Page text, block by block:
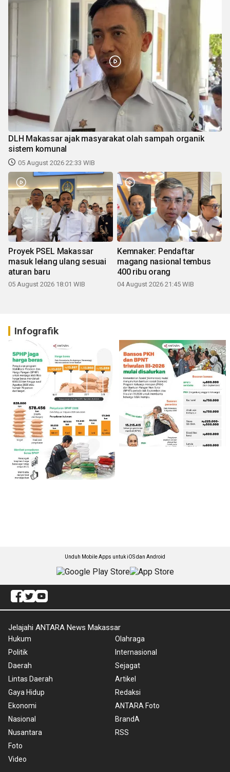
DLH Makassar ajak masyarakat olah sampah organik
sistem komunal
05 August 2026 22:33 WIB
Proyek PSEL Makassar
masuk lelang ulang sesuai
aturan baru
05 August 2026 18:01 WIB
Kemnaker: Pendaftar
magang nasional tembus
400 ribu orang
04 August 2026 21:45 WIB
Infografik
Unduh Mobile Apps untuk iOS dan Android
Jelajahi ANTARA News Makassar
Hukum
Politik
Daerah
Lintas Daerah
Gaya Hidup
Ekonomi
Nasional
Nusantara
Foto
Video
Olahraga
Internasional
Sejagat
Artikel
Redaksi
ANTARA Foto
BrandA
RSS